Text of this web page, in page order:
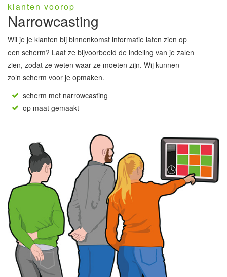
klanten voorop
Narrowcasting
Wil je je klanten bij binnenkomst informatie laten zien op
een scherm? Laat ze bijvoorbeeld de indeling van je zalen
zien, zodat ze weten waar ze moeten zijn. Wij kunnen
zo’n scherm voor je opmaken.
scherm met narrowcasting
op maat gemaakt